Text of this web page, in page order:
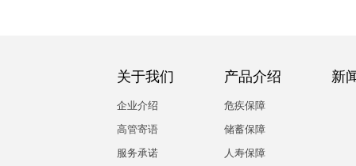
关于我们
企业介绍
高管寄语
服务承诺
产品介绍
危疾保障
储蓄保障
人寿保障
新